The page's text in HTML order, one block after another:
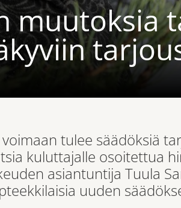
muutoksia
tulee säädöksiä
kuluttajalle osoitettua
asiantuntija Tuula
uuden